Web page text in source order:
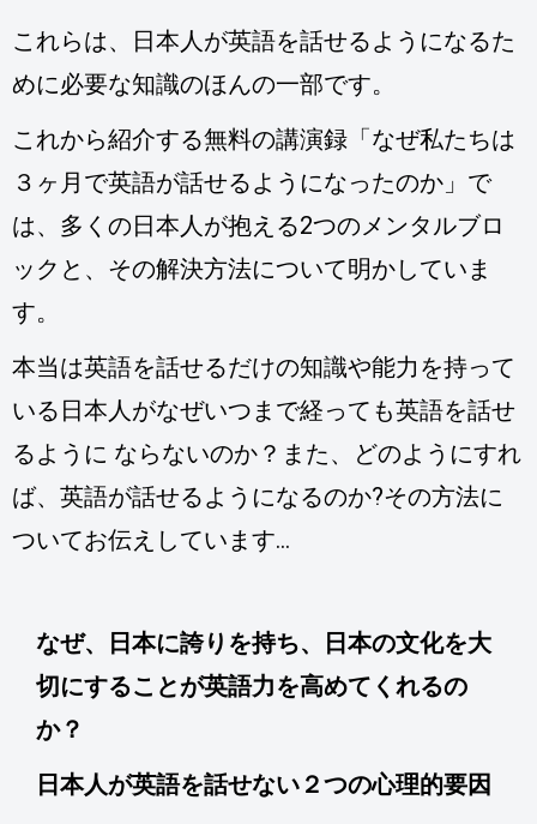
これらは、日本人が英語を話せるようになるた
めに必要な知識のほんの一部です。
これから紹介する無料の講演録「なぜ私たちは
３ヶ月で英語が話せるようになったのか」で
は、多くの日本人が抱える2つのメンタルブロ
ックと、その解決方法について明かしていま
す。
本当は英語を話せるだけの知識や能力を持って
いる日本人がなぜいつまで経っても英語を話せ
るように ならないのか？また、どのようにすれ
ば、英語が話せるようになるのか?その方法に
ついてお伝えしています…
なぜ、日本に誇りを持ち、日本の文化を大
切にすることが英語力を高めてくれるの
か？
日本人が英語を話せない２つの心理的要因